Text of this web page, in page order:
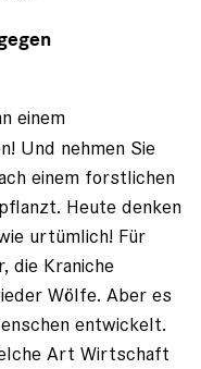
einem
Und nehmen Sie
einem forstlichen
Heute denken
urtümlich! Für
die Kraniche
Wölfe. Aber es
entwickelt.
Art Wirtschaft